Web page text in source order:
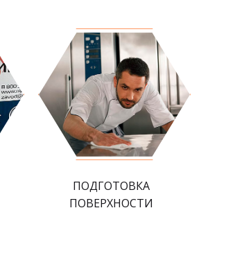
ПОДГОТОВКА
ПОВЕРХНОСТИ